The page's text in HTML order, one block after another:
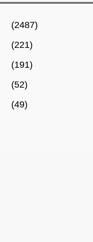
(2487)
(221)
(191)
(52)
(49)